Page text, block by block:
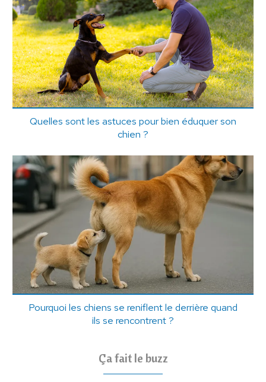
Quelles sont les astuces pour bien éduquer son
chien ?
Pourquoi les chiens se reniflent le derrière quand
ils se rencontrent ?
Ça fait le buzz